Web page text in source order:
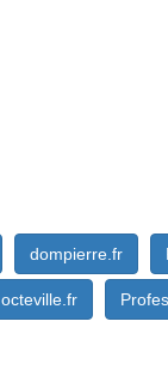
dompierre.fr
octeville.fr